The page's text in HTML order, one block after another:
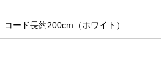
ード長約200cm（ホワイト）